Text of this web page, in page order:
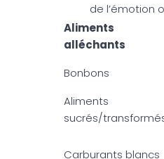
de l’émotion
Aliments
alléchants
Bonbons
Aliments
sucrés/
Carburants blancs